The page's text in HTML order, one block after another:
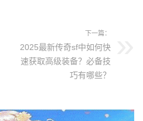
下一篇：
2025最新传奇sf中如何快
速获取高级装备？必备技
巧有哪些？